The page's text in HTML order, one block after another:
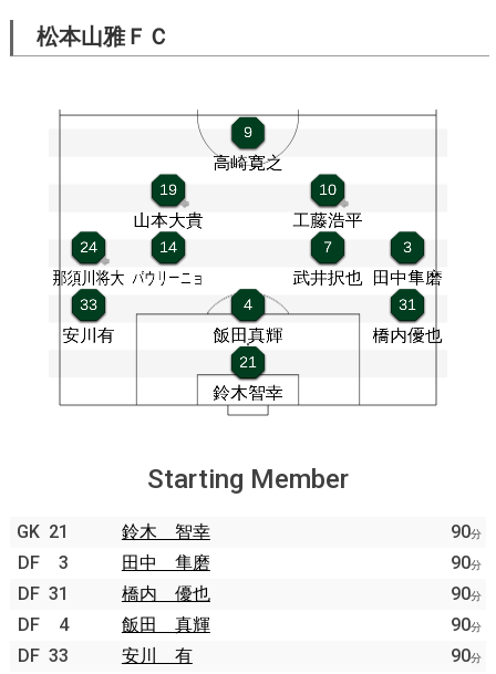
松本山雅ＦＣ
Starting Member
GK 21 鈴木 智幸 90分
DF 3 田中 隼磨 90分
DF 31 橋内 優也 90分
DF 4 飯田 真輝 90分
DF 33 安川 有 90分